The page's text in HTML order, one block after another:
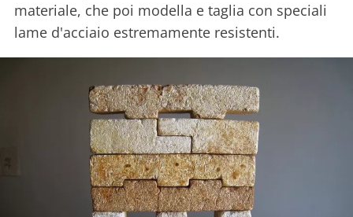
materiale, che poi modella e taglia con speciali
lame d'acciaio estremamente resistenti.